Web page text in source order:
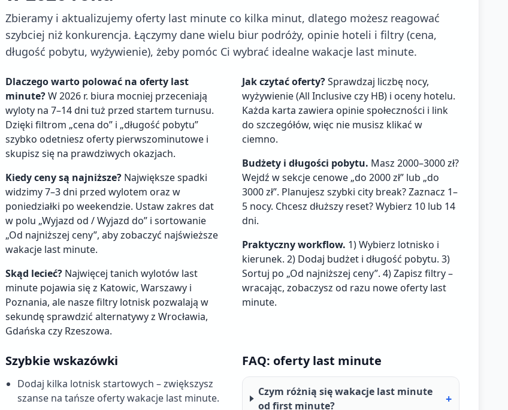
Zbieramy i aktualizujemy oferty last minute co kilka minut, dlatego możesz reagować
szybciej niż konkurencja. Łączymy dane wielu biur podróży, opinie hoteli i filtry (cena,
długość pobytu, wyżywienie), żeby pomóc Ci wybrać idealne wakacje last minute.
Dlaczego warto polować na oferty last
minute?W 2026 r. biura mocniej przeceniają
wyloty na 7–14 dni tuż przed startem turnusu.
Dzięki filtrom „cena do” i „długość pobytu”
szybko odetniesz oferty pierwszominutowe i
skupisz się na prawdziwych okazjach.
Kiedy ceny są najniższe? Największe spadki
widzimy 7–3 dni przed wylotem oraz w
poniedziałki po weekendzie. Ustaw zakres dat
w polu „Wyjazd od / Wyjazd do” i sortowanie
„Od najniższej ceny”, aby zobaczyć najświeższe
wakacje last minute.
Skąd lecieć? Najwięcej tanich wylotów last
minute pojawia się z Katowic, Warszawy i
Poznania, ale nasze filtry lotnisk pozwalają w
sekundę sprawdzić alternatywy z Wrocławia,
Gdańska czy Rzeszowa.
Jak czytać oferty?Sprawdzaj liczbę nocy,
wyżywienie (All Inclusive czy HB) i oceny hotelu.
Każda karta zawiera opinie społeczności i link
do szczegółów, więc nie musisz klikać w
ciemno.
Budżety i długości pobytu. Masz 2000–3000 zł?
Wejdź w sekcje cenowe „do 2000 zł” lub „do
3000 zł”. Planujesz szybki city break? Zaznacz 1–
5 nocy. Chcesz dłuższy reset? Wybierz 10 lub 14
dni.
Praktyczny workflow. 1) Wybierz lotnisko i
kierunek. 2) Dodaj budżet i długość pobytu. 3)
Sortuj po „Od najniższej ceny”. 4) Zapisz filtry –
wracając, zobaczysz od razu nowe oferty last
minute.
Szybkie wskazówki
Dodaj kilka lotnisk startowych – zwiększysz
szanse na tańsze oferty wakacje last minute.
FAQ: oferty last minute
Czym różnią się wakacje last minute
od first minute?
+